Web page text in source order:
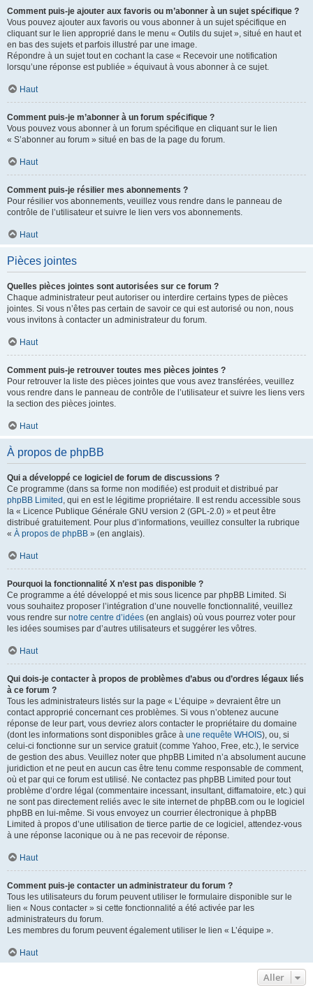
Comment puis-je ajouter aux favoris ou m’abonner à un sujet spécifique ?
Vous pouvez ajouter aux favoris ou vous abonner à un sujet spécifique en
cliquant sur le lien approprié dans le menu « Outils du sujet », situé en haut et
en bas des sujets et parfois illustré par une image.
Répondre à un sujet tout en cochant la case « Recevoir une notification
lorsqu’une réponse est publiée » équivaut à vous abonner à ce sujet.
Haut
Comment puis-je m’abonner à un forum spécifique ?
Vous pouvez vous abonner à un forum spécifique en cliquant sur le lien
« S’abonner au forum » situé en bas de la page du forum.
Haut
Comment puis-je résilier mes abonnements ?
Pour résilier vos abonnements, veuillez vous rendre dans le panneau de
contrôle de l’utilisateur et suivre le lien vers vos abonnements.
Haut
Pièces jointes
Quelles pièces jointes sont autorisées sur ce forum ?
Chaque administrateur peut autoriser ou interdire certains types de pièces
jointes. Si vous n’êtes pas certain de savoir ce qui est autorisé ou non, nous
vous invitons à contacter un administrateur du forum.
Haut
Comment puis-je retrouver toutes mes pièces jointes ?
Pour retrouver la liste des pièces jointes que vous avez transférées, veuillez
vous rendre dans le panneau de contrôle de l’utilisateur et suivre les liens vers
la section des pièces jointes.
Haut
À propos de phpBB
Qui a développé ce logiciel de forum de discussions ?
Ce programme (dans sa forme non modifiée) est produit et distribué par
phpBB Limited , qui en est le légitime propriétaire. Il est rendu accessible sous
la « Licence Publique Générale GNU version 2 (GPL-2.0) » et peut être
distribué gratuitement. Pour plus d’informations, veuillez consulter la rubrique
« À propos de phpBB » (en anglais).
Haut
Pourquoi la fonctionnalité X n’est pas disponible ?
Ce programme a été développé et mis sous licence par phpBB Limited. Si
vous souhaitez proposer l’intégration d’une nouvelle fonctionnalité, veuillez
vous rendre sur notre centre d’idées (en anglais) où vous pourrez voter pour
les idées soumises par d’autres utilisateurs et suggérer les vôtres.
Haut
Qui dois-je contacter à propos de problèmes d’abus ou d’ordres légaux liés
à ce forum ?
Tous les administrateurs listés sur la page « L’équipe » devraient être un
contact approprié concernant ces problèmes. Si vous n’obtenez aucune
réponse de leur part, vous devriez alors contacter le propriétaire du domaine
(dont les informations sont disponibles grâce à une requête WHOIS), ou, si
celui-ci fonctionne sur un service gratuit (comme Yahoo, Free, etc.), le service
de gestion des abus. Veuillez noter que phpBB Limited n’a absolument aucune
juridiction et ne peut en aucun cas être tenu comme responsable de comment,
où et par qui ce forum est utilisé. Ne contactez pas phpBB Limited pour tout
problème d’ordre légal (commentaire incessant, insultant, diffamatoire, etc.) qui
ne sont pas directement reliés avec le site internet de phpBB.com ou le logiciel
phpBB en lui-même. Si vous envoyez un courrier électronique à phpBB
Limited à propos d’une utilisation de tierce partie de ce logiciel, attendez-vous
à une réponse laconique ou à ne pas recevoir de réponse.
Haut
Comment puis-je contacter un administrateur du forum ?
Tous les utilisateurs du forum peuvent utiliser le formulaire disponible sur le
lien « Nous contacter » si cette fonctionnalité a été activée par les
administrateurs du forum.
Les membres du forum peuvent également utiliser le lien « L’équipe ».
Haut
Aller